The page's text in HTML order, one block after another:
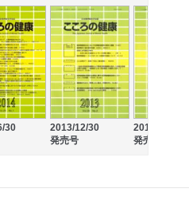
30
2013/12/30
発売号
2013/06/30
発売号